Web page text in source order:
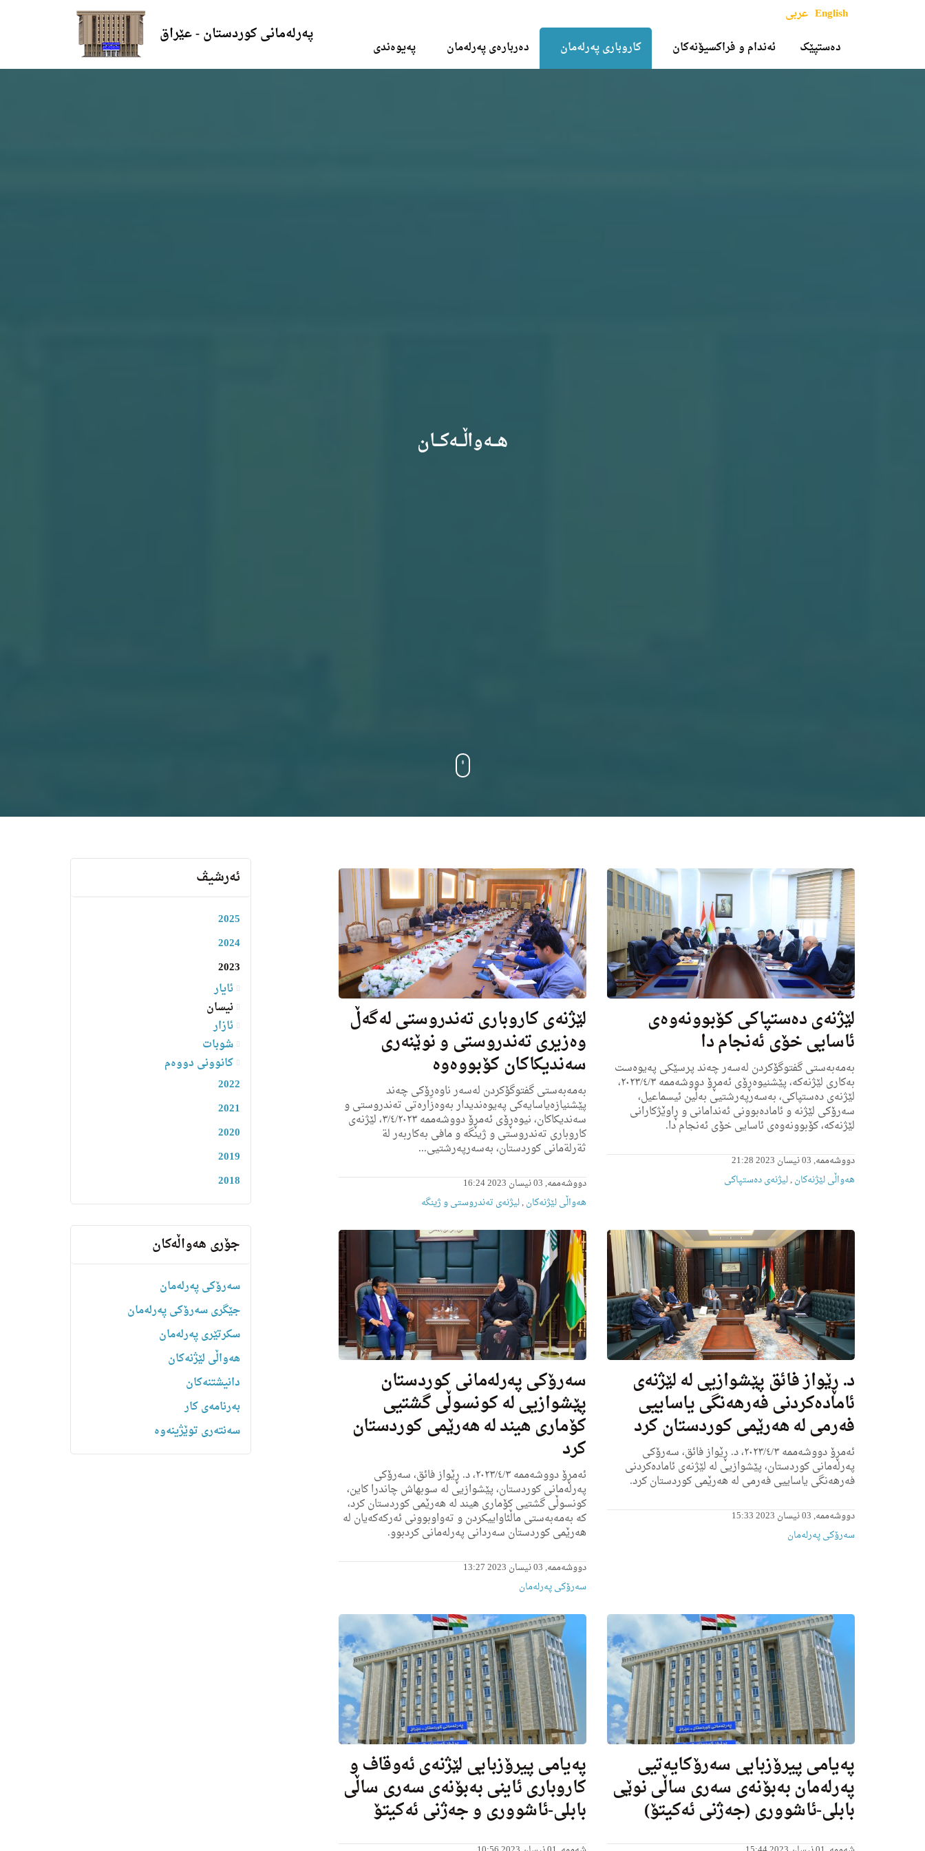
پەرلەمانی کوردستان - عێراق
دەستپێک ئەندام و فراکسیۆنەکان کاروباری پەرلەمان دەربارەی پەرلەمان پەیوەندی
English عربی
هـــەواڵـــەکـــان
لێژنەی دەستپاکی کۆبوونەوەی
ئاسایی خۆی ئەنجام دا
بەمەبەستی گفتوگۆکردن لەسەر چەند پرسێکی پەیوەست
بەکاری لێژنەکە، پێشنیوەڕۆی ئەمڕۆ دووشەممە ٢٠٢٣/٤/٣،
لێژنەی دەستپاکی، بەسەرپەرشتیی بەڵین ئیسماعیل،
سەرۆکی لێژنە و ئامادەبوونی ئەندامانی و ڕاوێژکارانی
لێژنەکە، کۆبوونەوەی ئاسایی خۆی ئەنجام دا.
دووشەممە, 03 نیسان 2023 21:28
هه‌واڵى لێژنه‌كان,لیژنه‌ى ده‌ستپاكى
لێژنەی کاروباری تەندروستی لەگەڵ
وەزیری تەندروستی و نوێنەری
سەندیکاکان کۆبووەوە
بەمەبەستی گفتوگۆکردن لەسەر ناوەرِۆکی چەند
پێشنیازەیاسایەکی پەیوەندیدار بەوەزارەتی تەندروستی و
سەندیکاکان، نیوەڕۆی ئەمڕۆ دووشەممە ٣/٤/٢٠٢٣، لێژنەی
کاروباری تەندروستی و ژینگە و مافی بەکاربەر لة
ثةرلةمانى كوردستان، بەسەرپەرشتيی...
دووشەممە, 03 نیسان 2023 16:24
هه‌واڵى لێژنه‌كان,لیژنه‌ى ته‌ندروستى و ژینگه‌
د. ڕێواز فائق پێشوازیی له‌ لێژنه‌ی
ئاماده‌كردنی فه‌رهه‌نگی یاساییی
فه‌رمی لە ھەرێمی كوردستان كرد
ئه‌مڕۆ دووشه‌ممه‌ ٢٠٢٣/٤/٣، د. ڕێواز فائق، سه‌رۆكی
په‌رله‌مانی كوردستان، پێشوازیی له‌ لێژنه‌ی ئاماده‌كردنی
فه‌رهه‌نگی یاساییی فه‌رمی لە ھەرێمی كوردستان كرد.
دووشەممە, 03 نیسان 2023 15:33
سەرۆکی پەرلەمان
سەرۆکی پەرلەمانی کوردستان
پێشوازیی له‌ كونسوڵی گشتیى
کۆمارى هیند لە ھەرێمی کوردستان
کرد
ئه‌مڕۆ دووشه‌ممه‌ ٢٠٢٣/٤/٣، د. ڕێواز فائق، سەرۆکی
پەرلەمانی کوردستان، پێشوازیی له‌ سوبهاش چاندرا کاین،
كونسوڵی گشتیى کۆمارى هیند لە ھەرێمی کوردستان کرد،
كه‌ به‌مه‌به‌ستى ماڵئاواییكردن و ته‌واوبوونی ئه‌ركه‌كه‌یان له‌
هه‌رێمی كوردستان سه‌ردانی په‌رله‌مانی كردبوو.
دووشەممە, 03 نیسان 2023 13:27
سەرۆکی پەرلەمان
په‌یامی پیرۆزبایی سه‌رۆكایه‌تیی
په‌رله‌مان به‌بۆنه‌ی سه‌رى ساڵی نوێی
بابلى-ئاشوورى (جه‌ژنی ئه‌كیتۆ)
په‌یامی پیرۆزبایی لێژنەی ئەوقاف و
كاروباری ئاینی بەبۆنەی سەری ساڵی
بابلی-ئاشووری و جەژنی ئەکیتۆ
ئەرشیڤ
2025
2024
2023
ئایار
نیسان
ئازار
شوبات
کانوونی دووەم
2022
2021
2020
2019
2018
جۆری هەواڵەکان
سەرۆکی پەرلەمان
جێگری سەرۆکی پەرلەمان
سکرتێری پەرلەمان
هه‌واڵى لێژنه‌كان
دانیشتنه‌کان
بەرنامەی کار
سەنتەری توێژینەوە